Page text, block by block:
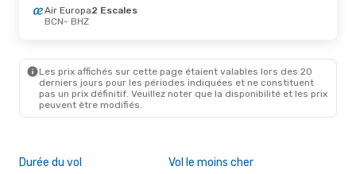
Air Europa2 Escales
BCN- BHZ
Les prix affichés sur cette page étaient valables lors des 20
derniers jours pour les périodes indiquées et ne constituent
pas un prix définitif. Veuillez noter que la disponibilité et les prix
peuvent être modifiés.
Durée du vol Vol le moins cher